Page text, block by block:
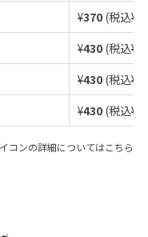
¥370 (税込¥
¥430 (税込¥
¥430 (税込¥
¥430 (税込¥
コンの詳細についてはこちら